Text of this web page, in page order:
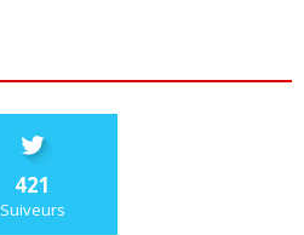
421
Suiveurs